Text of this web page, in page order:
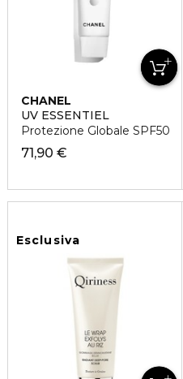
CHANEL
UV ESSENTIEL
Protezione Globale SPF50
71,90 €
Esclusiva